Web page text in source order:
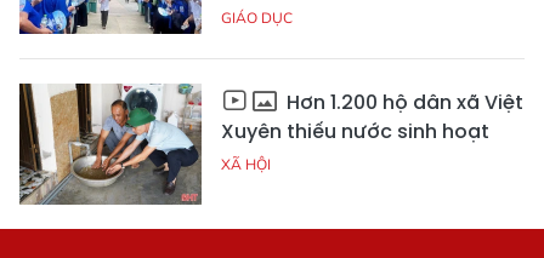
GIÁO DỤC
Hơn 1.200 hộ dân xã Việt
Xuyên thiếu nước sinh hoạt
XÃ HỘI